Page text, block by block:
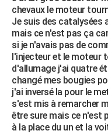
Mobiles
Meilleur smartphone
Internet
Ordinateurs
Jeux vidéo
Guide high-tech
+BRICOLAGE
Forum
Aménagement intérieur
Extérieur
Cuisine
Salle de bains
Jardinage
Rangement
WEEK-END
Guides de France
Escapades
Patrimoine
Expositions
Musées
Week-end nature
LIFESTYLE
Art de vivre
Bien-être
Loisirs
Mode
Modes de vie
SANTE
Alimentation
Guide de la santé
Maladies
Médicaments
Sommeil
VOYAGE
chevaux le moteur
Je suis des catalysées
mais ce n'est pas ça
si je n'avais pas de
l'injecteur et le moteur
d'allumage j'ai quatre
changé mes bougies
j'ai inversé la pour le
s'est mis à remarcher
être sure mais ce n'est
à la place du un et la